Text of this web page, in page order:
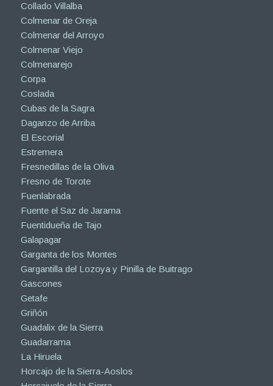
Collado Villalba
Colmenar de Oreja
Colmenar del Arroyo
Colmenar Viejo
Colmenarejo
Corpa
Coslada
Cubas de la Sagra
Daganzo de Arriba
El Escorial
Estremera
Fresnedillas de la Oliva
Fresno de Torote
Fuenlabrada
Fuente el Saz de Jarama
Fuentidueña de Tajo
Galapagar
Garganta de los Montes
Gargantilla del Lozoya y Pinilla de Buitrago
Gascones
Getafe
Griñón
Guadalix de la Sierra
Guadarrama
La Hiruela
Horcajo de la Sierra-Aoslos